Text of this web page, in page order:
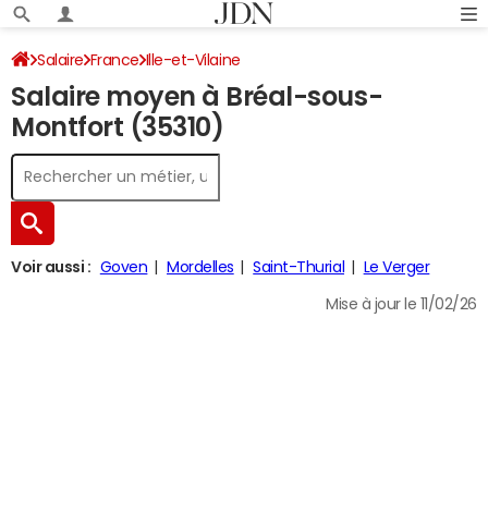
Salaire France Ille-et-Vilaine
Salaire moyen à Bréal-sous-
Montfort (35310)
Voir aussi : Goven Mordelles Saint-Thurial Le Verger
Mise à jour le 11/02/26